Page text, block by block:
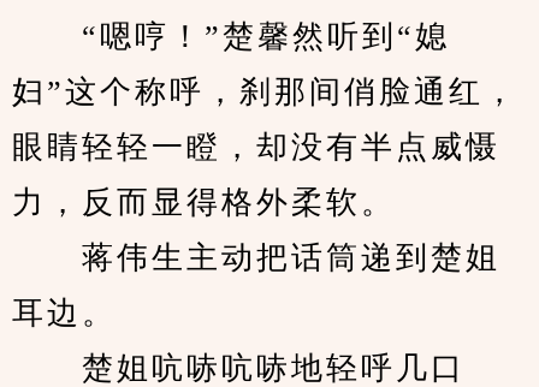
“嗯哼！”楚馨然听到“媳
妇”这个称呼，刹那间俏脸通红，
眼睛轻轻一瞪，却没有半点威慑
力，反而显得格外柔软。
蒋伟生主动把话筒递到楚姐
耳边。
楚姐吭哧吭哧地轻呼几口